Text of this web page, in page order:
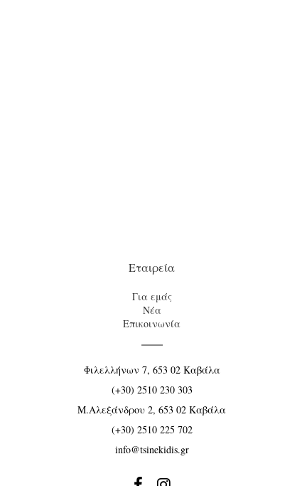
Εταιρεία
Για εμάς
Νέα
Επικοινωνία
Φιλελλήνων 7, 653 02 Καβάλα
(+30) 2510 230 303
Μ.Αλεξάνδρου 2, 653 02 Καβάλα
(+30) 2510 225 702
info@tsinekidis.gr